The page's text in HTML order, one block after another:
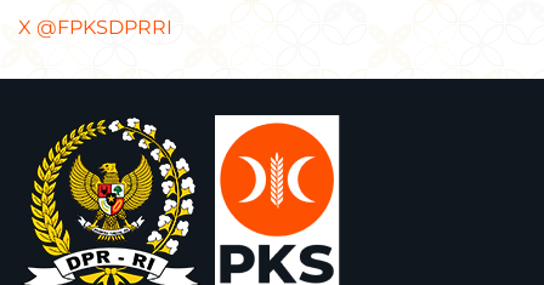
X @FPKSDPRRI